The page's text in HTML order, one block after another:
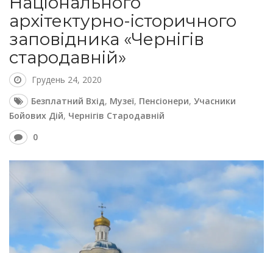
архітектурно-історичного
заповідника «Чернігів
стародавній»
Грудень 24, 2020
Безплатний Вхід, Музеї, Пенсіонери, Учасники
Бойових Дій, Чернігів Стародавній
0